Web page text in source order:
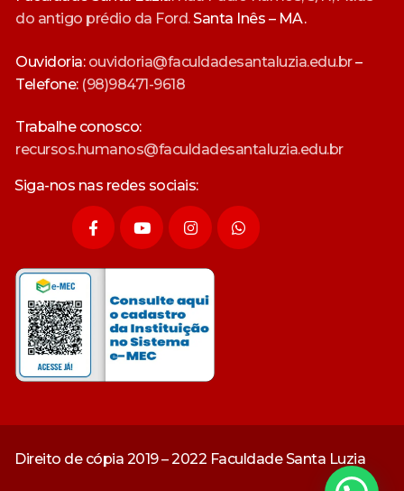
do antigo prédio da Ford.Santa Inês – MA.
Ouvidoria: ouvidoria@faculdadesantaluzia.edu.br–
Telefone: (98)98471-9618
Trabalhe conosco:
recursos.humanos@faculdadesantaluzia.edu.br
Siga-nos nas redes sociais:
Direito de cópia 2019 – 2022 Faculdade Santa Luzia